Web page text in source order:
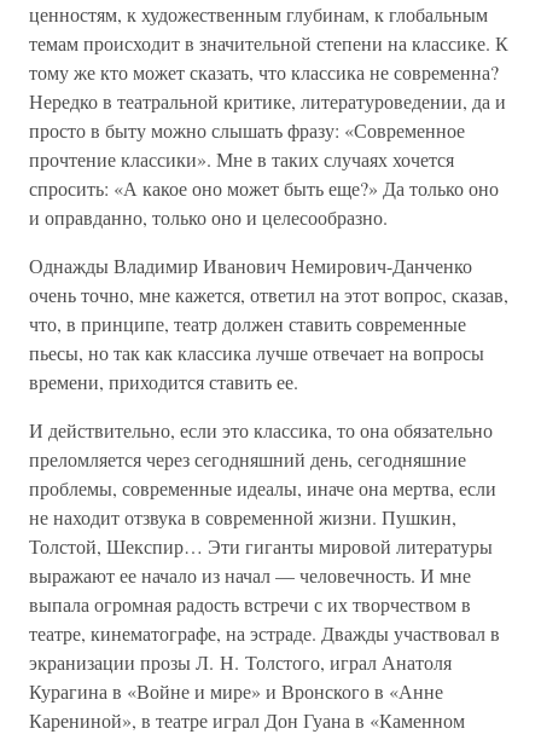
ценностям, к художественным глубинам, к глобальным
темам происходит в значительной степени на классике. К
тому же кто может сказать, что классика не современна?
Нередко в театральной критике, литературоведении, да и
просто в быту можно слышать фразу: «Современное
прочтение классики». Мне в таких случаях хочется
спросить: «А какое оно может быть еще?» Да только оно
и оправданно, только оно и целесообразно.
Однажды Владимир Иванович Немирович-Данченко
очень точно, мне кажется, ответил на этот вопрос, сказав,
что, в принципе, театр должен ставить современные
пьесы, но так как классика лучше отвечает на вопросы
времени, приходится ставить ее.
И действительно, если это классика, то она обязательно
преломляется через сегодняшний день, сегодняшние
проблемы, современные идеалы, иначе она мертва, если
не находит отзвука в современной жизни. Пушкин,
Толстой, Шекспир… Эти гиганты мировой литературы
выражают ее начало из начал — человечность. И мне
выпала огромная радость встречи с их творчеством в
театре, кинематографе, на эстраде. Дважды участвовал в
экранизации прозы Л. Н. Толстого, играл Анатоля
Курагина в «Войне и мире» и Вронского в «Анне
Карениной», в театре играл Дон Гуана в «Каменном